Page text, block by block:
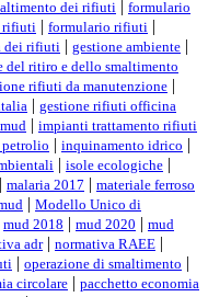
dei rifiuti | formulario
rifiuti | formulario rifiuti |
dei rifiuti | gestione ambiente |
del ritiro e dello smaltimento
rifiuti da manutenzione |
| gestione rifiuti officina
| impianti trattamento rifiuti
| inquinamento idrico |
| isole ecologiche |
| malaria 2017 | materiale ferroso
| Modello Unico di
mud 2018 | mud 2020 | mud
adr| normativa RAEE |
| operazione di smaltimento |
circolare | pacchetto economia